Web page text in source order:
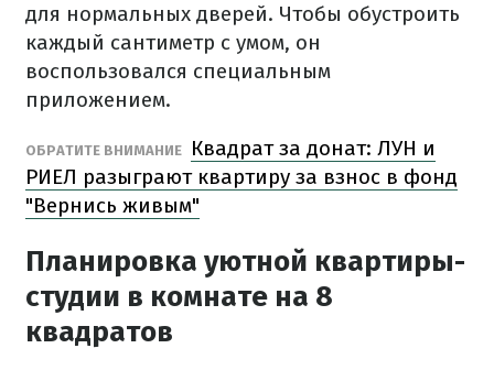
для нормальных дверей. Чтобы обустроить
каждый сантиметр с умом, он
воспользовался специальным
приложением.
ОБРАТИТЕ ВНИМАНИЕ
Квадрат за донат: ЛУН и
РИЕЛ разыграют квартиру за взнос в фонд
"Вернись живым"
Планировка уютной квартиры-
студии в комнате на 8
квадратов